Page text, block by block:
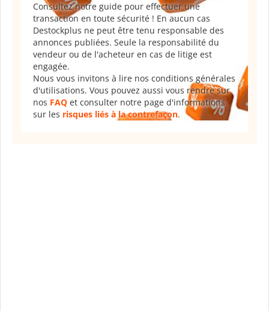
Consultez notre guide pour effectuer une
transaction en toute sécurité ! En aucun cas
Destockplus ne peut être tenu responsable des
annonces publiées. Seule la responsabilité du
vendeur ou de l'acheteur en cas de litige est
engagée.
Nous vous invitons à lire nos conditions générales
d'utilisations. Vous pouvez aussi vous rendre sur
nos FAQ et consulter notre page d'informations
sur les risques liés à la contrefaçon.